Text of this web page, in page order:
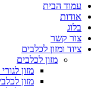
עמוד הבית
אודות
בלוג
צור קשר
ציוד ומזון לכלבים
מזון לכלבים
מזון
מזון